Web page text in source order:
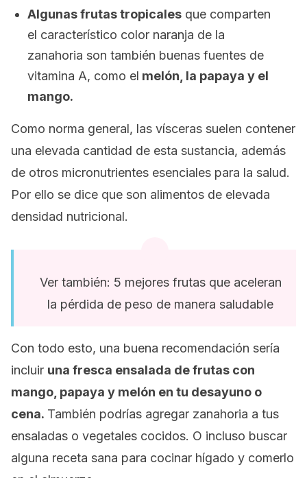
Algunas frutas tropicales que comparten
el característico color naranja de la
zanahoria son también buenas fuentes de
vitamina A, como el melón, la papaya y el
mango.
Como norma general, las vísceras suelen contener
una elevada cantidad de esta sustancia, además
de otros micronutrientes esenciales para la salud.
Por ello se dice que son alimentos de elevada
densidad nutricional.
Ver también: 5 mejores frutas que aceleran
la pérdida de peso de manera saludable
Con todo esto, una buena recomendación sería
incluir una fresca ensalada de frutas con
mango, papaya y melón en tu desayuno o
cena. También podrías agregar zanahoria a tus
ensaladas o vegetales cocidos. O incluso buscar
alguna receta sana para cocinar hígado y comerlo